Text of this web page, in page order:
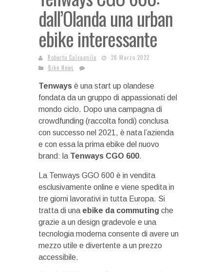
dall’Olanda una urban
ebike interessante
Roberto Calcagnile
28 Marzo 2022
Bike News
Tenways è una start up olandese
fondata da un gruppo di appassionati del
mondo ciclo. Dopo una campagna di
crowdfunding (raccolta fondi) conclusa
con successo nel 2021, è nata l’azienda
e con essa la prima ebike del nuovo
brand: la Tenways CGO 600.
La Tenways GGO 600 è in vendita
esclusivamente online e viene spedita in
tre giorni lavorativi in tutta Europa. Si
tratta di una ebike da commuting che
grazie a un design gradevole e una
tecnologia moderna consente di avere un
mezzo utile e divertente a un prezzo
accessibile.